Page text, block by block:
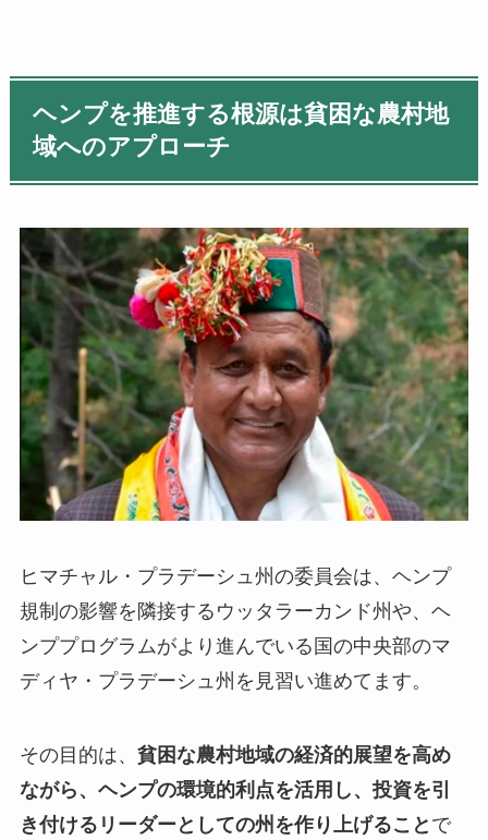
ヘンプを推進する根源は貧困な農村地
域へのアプローチ
ヒマチャル・プラデーシュ州の委員会は、ヘンプ
規制の影響を隣接するウッタラーカンド州や、ヘ
ンププログラムがより進んでいる国の中央部のマ
ディヤ・プラデーシュ州を見習い進めてます。
その目的は、 貧困な農村地域の経済的展望を高め
ながら、ヘンプの環境的利点を活用し、投資を引
き付けるリーダーとしての州を作り上げることで